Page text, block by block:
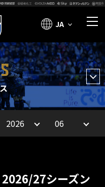
JA
27シーズン